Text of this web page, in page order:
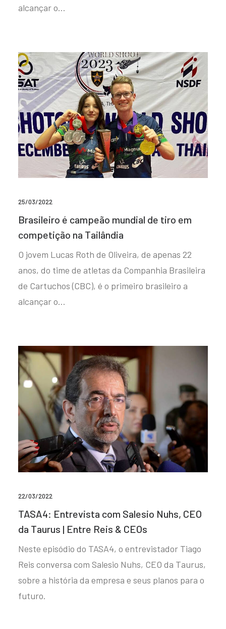
alcançar o…
25/03/2022
Brasileiro é campeão mundial de tiro em
competição na Tailândia
O jovem Lucas Roth de Oliveira, de apenas 22
anos, do time de atletas da Companhia Brasileira
de Cartuchos (CBC), é o primeiro brasileiro a
alcançar o…
22/03/2022
TASA4: Entrevista com Salesio Nuhs, CEO
da Taurus | Entre Reis & CEOs
Neste episódio do TASA4, o entrevistador Tiago
Reis conversa com Salesio Nuhs, CEO da Taurus,
sobre a história da empresa e seus planos para o
futuro.